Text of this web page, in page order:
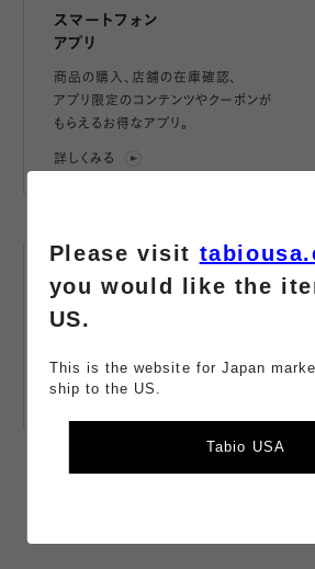
スマートフォン
アプリ
商品の購入、店舗の在庫確認、
アプリ限定のコンテンツやクーポンが
もらえるお得なアプリ。
詳しくみる
LINE公式
アカウント
お得な情報をお届け。
詳しくみる
Please visit
you would like the
US.
This is the website for Japan
ship to the US.
Tabio USA